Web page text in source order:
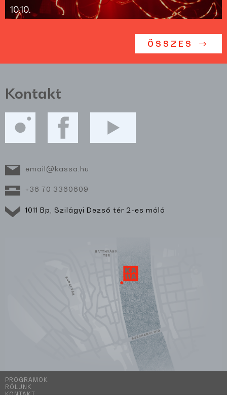
10.10.
ÖSSZES
Kontakt
email@kassa.hu
+36 70 3360609
1011 Bp, Szilágyi Dezső tér 2-es móló
PROGRAMOK
RÓLUNK
KONTAKT